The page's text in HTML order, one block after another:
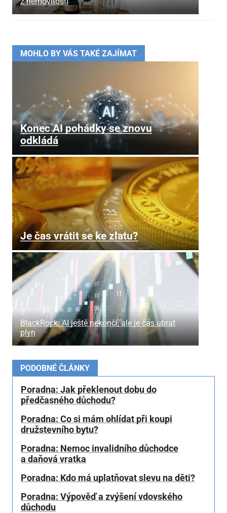
MOHLO BY VÁS TAKÉ ZAJÍMAT
Konec AI pohádky se znovu
odkládá
Je čas vrátit se ke zlatu?
BlackRock: AI ještě nekončí, ale je čas ubrat
plyn
PODOBNÉ ČLÁNKY
Poradna: Jak překlenout dobu do
předčasného důchodu?
Poradna: Co si mám ohlídat při koupi
družstevního bytu?
Poradna: Nemoc invalidního důchodce
a daňová vratka
Poradna: Kdo má uplatňovat slevu na děti?
Poradna: Výpověď a zvýšení vdovského
důchodu